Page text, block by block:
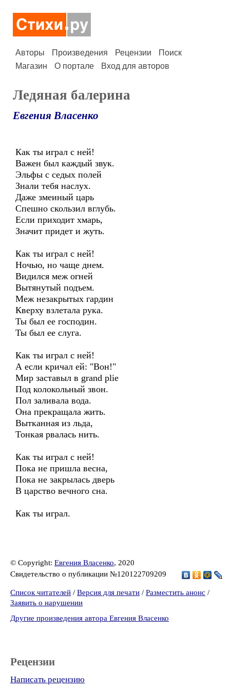
Авторы Произведения Рецензии
Поиск
Магазин
О портале Вход для авторов
Ледяная балерина
Евгения Власенко
Как ты играл с ней!
Важен был каждый звук.
Эльфы с седых полей
Знали тебя наслух.
Даже змеиный царь
Спешно скользил вглубь.
Если приходит хмарь,
Значит придет и жуть.
Как ты играл с ней!
Ночью, но чаще днем.
Видился меж огней
Вытянутый подъем.
Меж незакрытых гардин
Кверху взлетала рука.
Ты был ее господин.
Ты был ее слуга.
Как ты играл с ней!
А если кричал ей: "Вон!"
Мир заставыл в grand plie
Под колокольный звон.
Пол заливала вода.
Она прекращала жить.
Вытканная из льда,
Тонкая рвалась нить.
Как ты играл с ней!
Пока не пришла весна,
Пока не закрылась дверь
В царство вечного сна.
Как ты играл.
© Copyright: Евгения Власенко, 2020
Свидетельство о публикации №120122709209
Список читателей / Версия для печати / Разместить анонс /
Заявить о нарушении
Другие произведения автора Евгения Власенко
Рецензии
Написать рецензию